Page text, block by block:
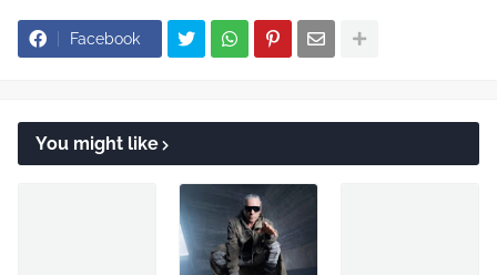
Facebook
You might like